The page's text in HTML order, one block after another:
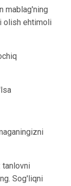
mablag'ning
olish ehtimoli
tanlovni
Sog'liqni